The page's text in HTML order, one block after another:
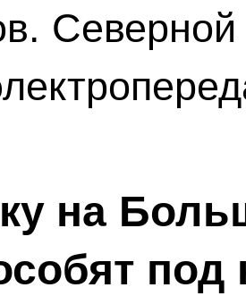
на
под